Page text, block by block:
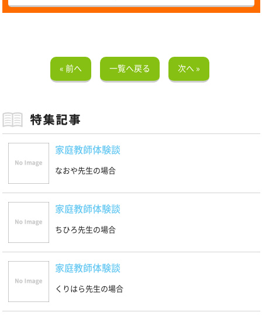
« 前へ 一覧へ戻る 次へ »
家庭教師体験談
なおや先生の場合
家庭教師体験談
ちひろ先生の場合
家庭教師体験談
くりはら先生の場合